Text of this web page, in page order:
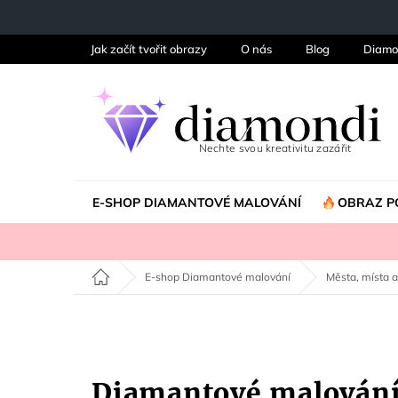
Jak začít tvořit obrazy O nás Blog
E-SHOP DIAMANTOVÉ MALOVÁNÍ OBRAZ
Domů E-shop Diamantové malování Města, místa